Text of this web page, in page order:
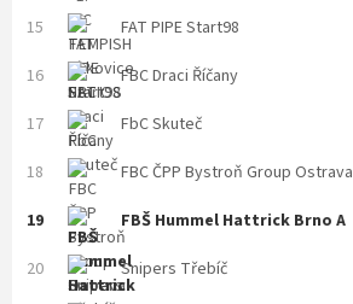
15
FAT PIPE Start98
16
FBC Draci Říčany
17
FbC Skuteč
18
FBC ČPP Bystroň Group Ostrava
19
FBŠ Hummel Hattrick Brno A
20
Snipers Třebíč